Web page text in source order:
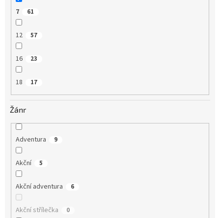
7 61
12 57
16 23
18 17
Žánr
Adventura 9
Akční 5
Akční adventura 6
Akční střílečka 0